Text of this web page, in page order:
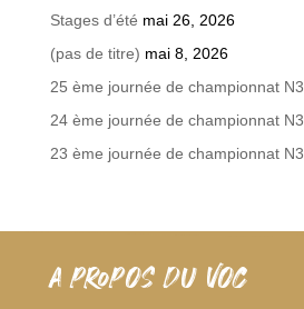
Stages d’été mai 26, 2026
(pas de titre) mai 8, 2026
25 ème journée de championnat N3
24 ème journée de championnat N3
23 ème journée de championnat N3
A PROPOS DU VOC